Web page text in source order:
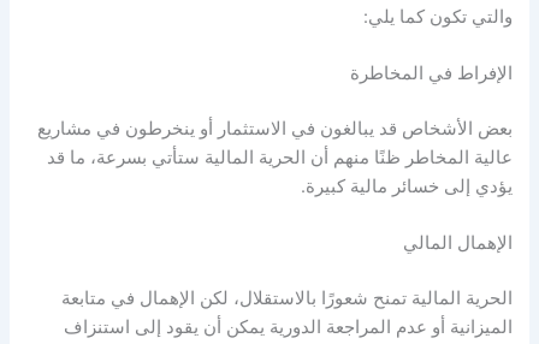
والتي تكون كما يلي:
الإفراط في المخاطرة
بعض الأشخاص قد يبالغون في الاستثمار أو ينخرطون في مشاريع
عالية المخاطر ظنًا منهم أن الحرية الماليةستأتي بسرعة، ما قد
يؤدي إلى خسائر مالية كبيرة.
الإهمال المالي
الحرية الماليةتمنح شعورًا بالاستقلال، لكن الإهمال في متابعة
الميزانية أو عدم المراجعة الدورية يمكن أن يقود إلى استنزاف